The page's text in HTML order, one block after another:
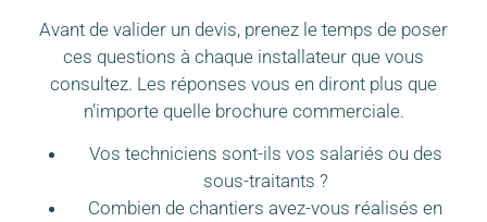
Avant de valider un devis, prenez le temps de poser
ces questions à chaque installateur que vous
consultez. Les réponses vous en diront plus que
n’importe quelle brochure commerciale.
Vos techniciens sont-ils vos salariés ou des
sous-traitants ?
Combien de chantiers avez-vous réalisés en